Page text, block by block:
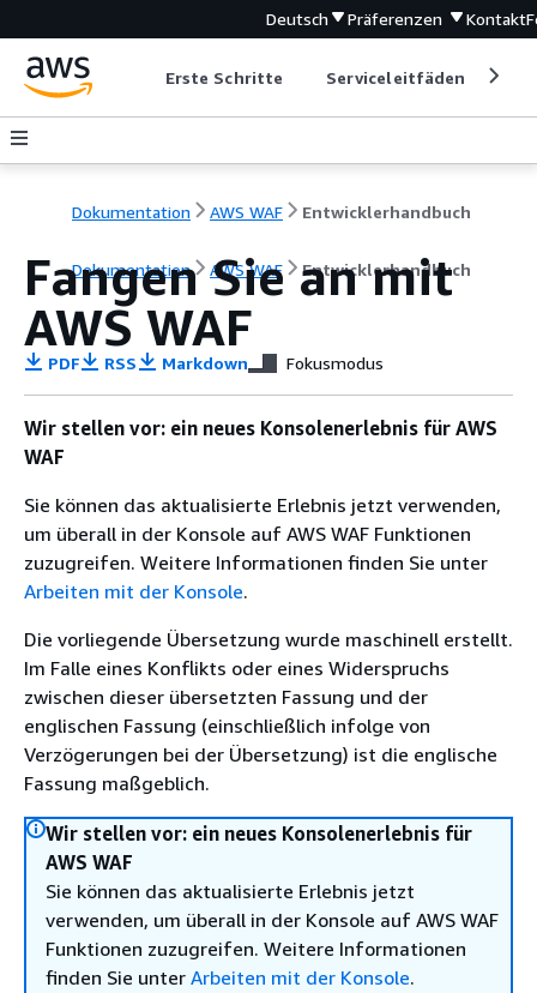
Deutsch Präferenzen Kontakt
Erste Schritte Serviceleitfäden
Dokumentation AWS WAF Entwicklerhandbuch
Dokumentation AWS WAF Entwicklerhandbuch
Fangen Sie an mit
AWS WAF
PDF RSS Markdown Fokusmodus
Wir stellen vor: ein neues Konsolenerlebnis für AWS
WAF
Sie können das aktualisierte Erlebnis jetzt verwenden,
um überall in der Konsole auf AWS WAF Funktionen
zuzugreifen. Weitere Informationen finden Sie unter
Arbeiten mit der Konsole.
Die vorliegende Übersetzung wurde maschinell erstellt.
Im Falle eines Konflikts oder eines Widerspruchs
zwischen dieser übersetzten Fassung und der
englischen Fassung (einschließlich infolge von
Verzögerungen bei der Übersetzung) ist die englische
Fassung maßgeblich.
Wir stellen vor: ein neues Konsolenerlebnis für
AWS WAF
Sie können das aktualisierte Erlebnis jetzt
verwenden, um überall in der Konsole auf AWS WAF
Funktionen zuzugreifen. Weitere Informationen
finden Sie unter Arbeiten mit der Konsole.